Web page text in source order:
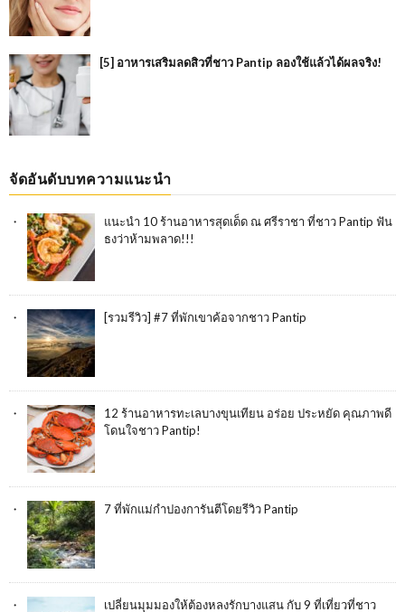
[5] อาหารเสริมลดสิวที่ชาว Pantip ลองใช้แล้วได้ผลจริง!
จัดอันดับบทความแนะนำ
แนะนำ 10 ร้านอาหารสุดเด็ด ณ ศรีราชา ที่ชาว Pantip ฟัน
ธงว่าห้ามพลาด!!!
[รวมรีวิว] #7 ที่พักเขาค้อจากชาว Pantip
12 ร้านอาหารทะเลบางขุนเทียน อร่อย ประหยัด คุณภาพดี
โดนใจชาว Pantip!
7 ที่พักแม่กำปองการันตีโดยรีวิว Pantip
เปลี่ยนมุมมองให้ต้องหลงรักบางแสน กับ 9 ที่เที่ยวที่ชาว